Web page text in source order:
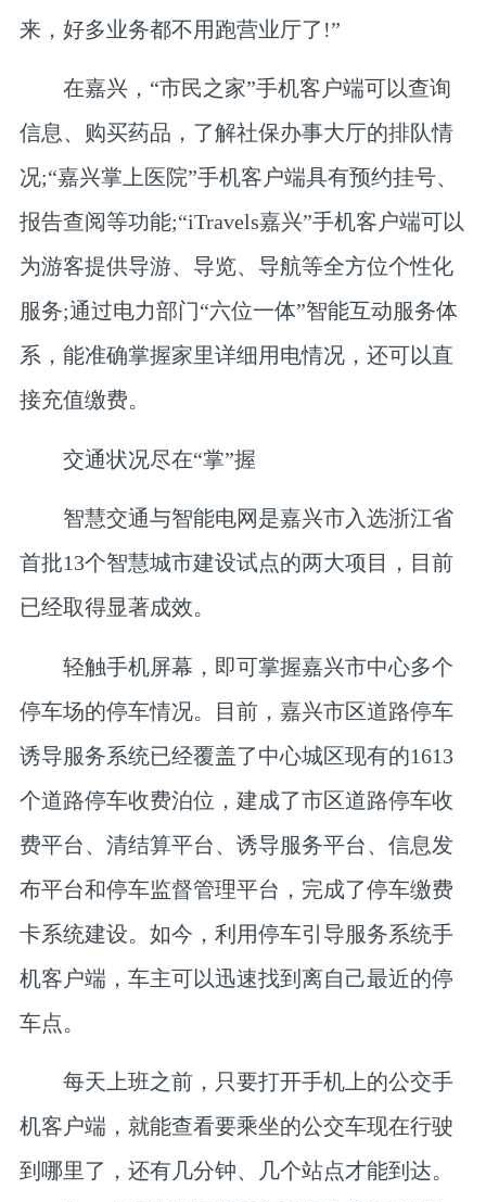
来，好多业务都不用跑营业厅了!”
在嘉兴，“市民之家”手机客户端可以查询
信息、购买药品，了解社保办事大厅的排队情
况;“嘉兴掌上医院”手机客户端具有预约挂号、
报告查阅等功能;“iTravels嘉兴”手机客户端可以
为游客提供导游、导览、导航等全方位个性化
服务;通过电力部门“六位一体”智能互动服务体
系，能准确掌握家里详细用电情况，还可以直
接充值缴费。
交通状况尽在“掌”握
智慧交通与智能电网是嘉兴市入选浙江省
首批13个智慧城市建设试点的两大项目，目前
已经取得显著成效。
轻触手机屏幕，即可掌握嘉兴市中心多个
停车场的停车情况。目前，嘉兴市区道路停车
诱导服务系统已经覆盖了中心城区现有的1613
个道路停车收费泊位，建成了市区道路停车收
费平台、清结算平台、诱导服务平台、信息发
布平台和停车监督管理平台，完成了停车缴费
卡系统建设。如今，利用停车引导服务系统手
机客户端，车主可以迅速找到离自己最近的停
车点。
每天上班之前，只要打开手机上的公交手
机客户端，就能查看要乘坐的公交车现在行驶
到哪里了，还有几分钟、几个站点才能到达。